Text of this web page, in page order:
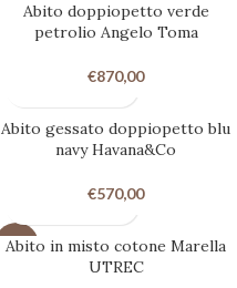
Abito doppiopetto verde
petrolio Angelo Toma
€870,00
Abito gessato doppiopetto blu
navy Havana&Co
€570,00
-30%
Abito in misto cotone Marella
UTREC